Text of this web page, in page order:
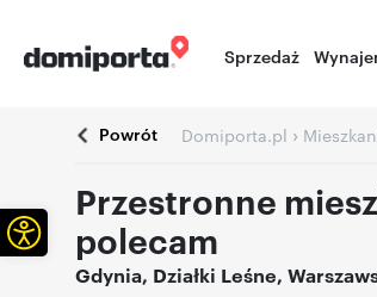
Sprzedaż
Powrót Domiporta.pl ›
Przestronne
polecam
Gdynia, Działki Leśne,
Otwórz pasek narzędzi